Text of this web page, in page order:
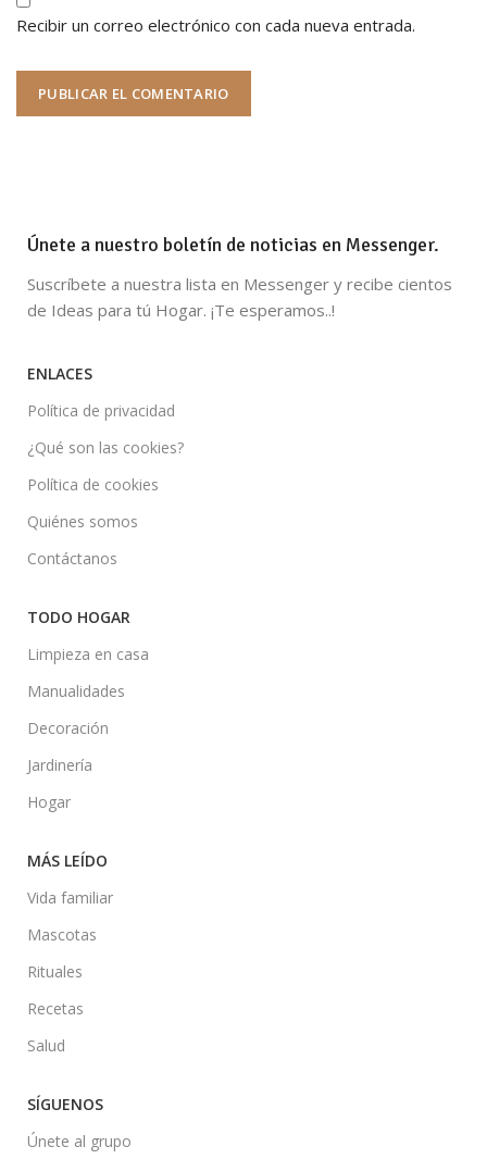
Recibir un correo electrónico con cada nueva entrada.
Únete a nuestro boletín de noticias en Messenger.
Suscríbete a nuestra lista en Messenger y recibe cientos
de Ideas para tú Hogar. ¡Te esperamos..!
ENLACES
Política de privacidad
¿Qué son las cookies?
Política de cookies
Quiénes somos
Contáctanos
TODO HOGAR
Limpieza en casa
Manualidades
Decoración
Jardinería
Hogar
MÁS LEÍDO
Vida familiar
Mascotas
Rituales
Recetas
Salud
SÍGUENOS
Únete al grupo